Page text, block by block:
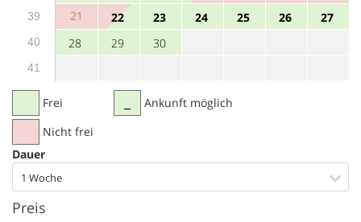
39 21 22 23 24 25 26 27
40 28 29 30
41
Frei
Nicht frei
Ankunft möglich
Dauer
1 Woche
Preis